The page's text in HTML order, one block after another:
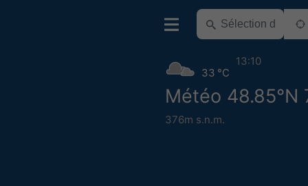
Météo 48.85°N
376m s.n.m.
33 °C
13:10